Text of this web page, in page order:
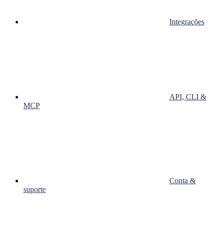
Integrações
API, CLI &
MCP
Conta &
suporte